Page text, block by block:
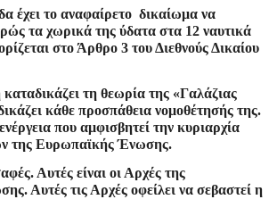
έχει το αναφαίρετο δικαίωμα να
τα χωρικά της ύδατα στα 12 ναυτικά
στο Άρθρο 3 του Διεθνούς Δικαίου
τη θεωρία της «Γαλάζιας
κάθε προσπάθεια νομοθέτησής της.
που αμφισβητεί την κυριαρχία
της Ευρωπαϊκής Ένωσης.
Αυτές είναι οι Αρχές της
Αυτές τις Αρχές οφείλει να σεβαστεί η